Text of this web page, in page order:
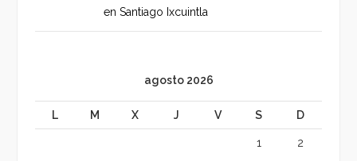
en Santiago Ixcuintla
agosto 2026
L M X J V S D
1 2